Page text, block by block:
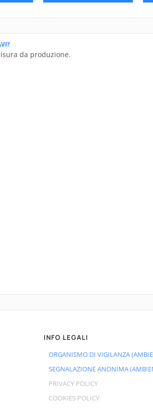
da produzione.
INFO LEGALI
ORGANISMO DI VIGILANZA
SEGNALAZIONE ANONIMA
PRIVACY POLICY
COOKIES POLICY